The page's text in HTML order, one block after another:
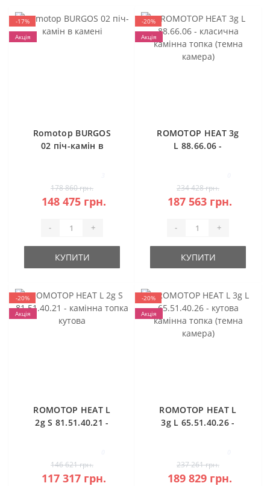
-17%
Акція
Romotop BURGOS
02 піч-камін в
178 860 грн.
148 475 грн.
- +
КУПИТИ
-20%
Акція
ROMOTOP HEAT 3g
L 88.66.06 -
камера)
234 428 грн.
187 563 грн.
- +
КУПИТИ
-20%
Акція
ROMOTOP HEAT L
2g S 81.51.40.21 -
146 621 грн.
117 317 грн.
-20%
Акція
ROMOTOP HEAT L
3g L 65.51.40.26 -
камера)
237 261 грн.
189 829 грн.